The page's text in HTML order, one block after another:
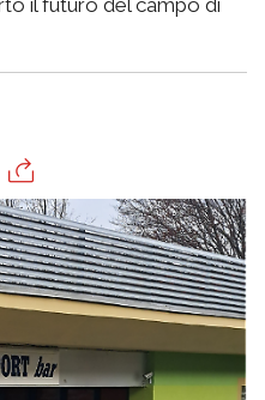
il futuro del campo di